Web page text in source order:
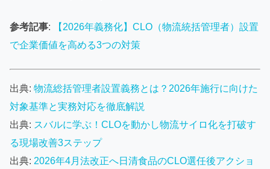
参考記事:
【2026年義務化】CLO（物流統括管理者）設置
で企業価値を高める3つの対策
出典: 物流総括管理者設置義務とは？2026年施行に向けた
対象基準と実務対応を徹底解説
出典: スバルに学ぶ！CLOを動かし物流サイロ化を打破す
る現場改善3ステップ
出典: 2026年4月法改正へ日清食品のCLO選任後アクショ